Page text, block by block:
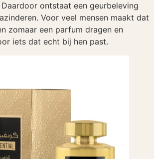
ontstaat een geurbeleving
Voor veel mensen maakt dat
zomaar een parfum dragen en
iets dat echt bij hen past.